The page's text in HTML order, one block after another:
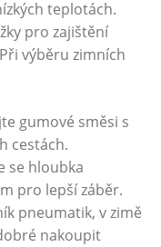
teplotách.
pro zajištění
výběru zimních
gumové směsi s
cestách.
se ⁣hloubka⁢
pro lepší záběr.
pneumatik, v zimě
nakoupit